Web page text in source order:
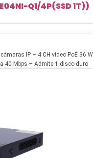
Q1/4P(SSD 1T))
IP – 4 CH vídeo PoE 36 W
40 Mbps – Admite 1 disco duro